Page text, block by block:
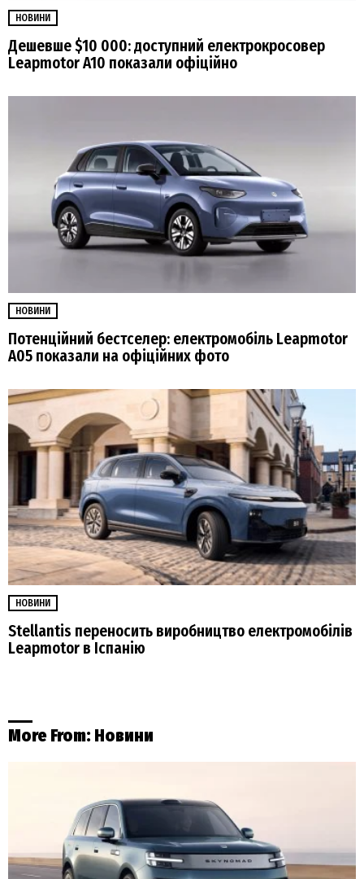
НОВИНИ
Дешевше $10 000: доступний електрокросовер
Leapmotor A10 показали офіційно
НОВИНИ
Потенційний бестселер: електромобіль Leapmotor
A05 показали на офіційних фото
НОВИНИ
Stellantis переносить виробництво електромобілів
Leapmotor в Іспанію
More From: Новини